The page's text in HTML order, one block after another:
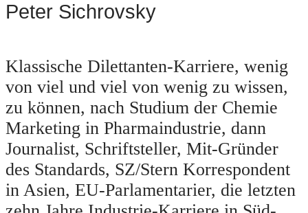
Peter Sichrovsky
Klassische Dilettanten-Karriere, wenig
von viel und viel von wenig zu wissen,
zu können, nach Studium der Chemie
Marketing in Pharmaindustrie, dann
Journalist, Schriftsteller, Mit-Gründer
des Standards, SZ/Stern Korrespondent
in Asien, EU-Parlamentarier, die letzten